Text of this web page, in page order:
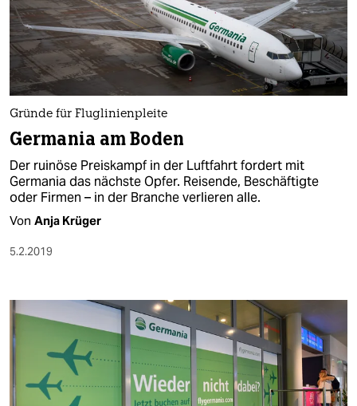
Gründe für Fluglinienpleite
Germania am Boden
Der ruinöse Preiskampf in der Luftfahrt fordert mit
Germania das nächste Opfer. Reisende, Beschäftigte
oder Firmen – in der Branche verlieren alle.
Von Anja Krüger
5.2.2019